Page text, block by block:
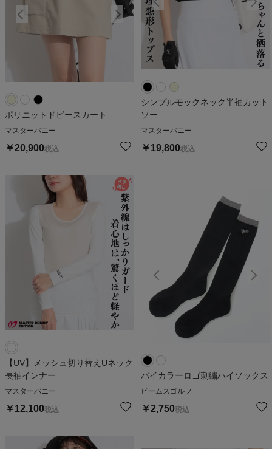
ポリニットドビースカート
マスターバニー
￥20,900税込
シンプルモックネック半袖カット
ソー
マスターバニー
￥ 19,800税込
【UV】メッシュ切り替えUネック
長袖インナー
マスターバニー
￥ 12,100税込
バイカラーロゴ刺繍ハイソックス
ビームスゴルフ
￥2,750税込